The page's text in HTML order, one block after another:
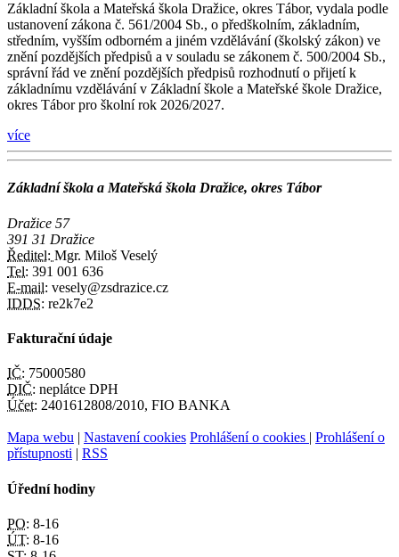
Základní škola a Mateřská škola Dražice, okres Tábor, vydala podle
ustanovení zákona č. 561/2004 Sb., o předškolním, základním,
středním, vyšším odborném a jiném vzdělávání (školský zákon) ve
znění pozdějších předpisů a v souladu se zákonem č. 500/2004 Sb.,
správní řád ve znění pozdějších předpisů rozhodnutí o přijetí k
základnímu vzdělávání v Základní škole a Mateřské škole Dražice,
okres Tábor pro školní rok 2026/2027.
více
Základní škola a Mateřská škola Dražice, okres Tábor
Dražice 57
391 31 Dražice
Ředitel: Mgr. Miloš Veselý
Tel: 391 001 636
E-mail: vesely@zsdrazice.cz
IDDS: re2k7e2
Fakturační údaje
IČ: 75000580
DIČ: neplátce DPH
Účet: 2401612808/2010, FIO BANKA
Mapa webu | Nastavení cookies Prohlášení o cookies | Prohlášení o
přístupnosti | RSS
Úřední hodiny
PO: 8-16
ÚT: 8-16